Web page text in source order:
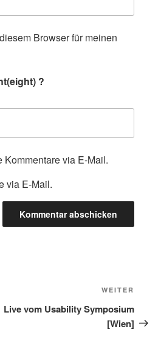
Browser für meinen
?
via E-Mail.
via E-Mail.
Beitrag
WEITER
Live vom Usability Symposium
[Wien]